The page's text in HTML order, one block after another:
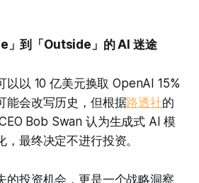
」到「Outside」的 AI 迷途
以以 10 亿美元换取 OpenAI 15%
能会改写历史，但根据路透社的
Bob Swan 认为生成式 AI 模
最终决定不进行投资。
的投资机会，更是一个战略洞察